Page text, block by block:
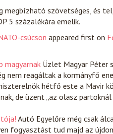
megbízható szövetséges, és
5 százalékára emelik.
csúcson appeared first on
magyarnak Üzlet Magyar Péter
reagáltak a kormányfő
hétfő este a Mavir
de üzent „az olasz partoknál
Autó Egyelőre még csak
fogyasztást tud majd az